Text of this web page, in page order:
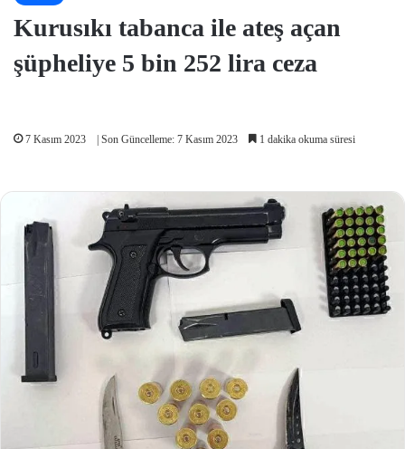
Kurusıkı tabanca ile ateş açan
şüpheliye 5 bin 252 lira ceza
7 Kasım 2023 | Son Güncelleme: 7 Kasım 2023 1 dakika okuma süresi